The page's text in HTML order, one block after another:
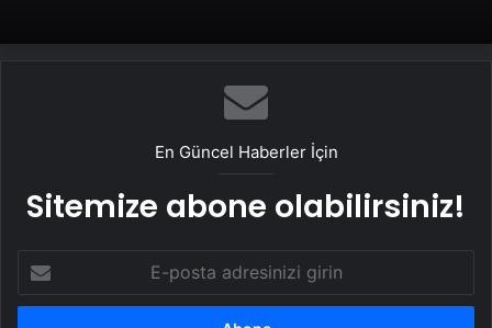
En Güncel Haberler İçin
Sitemize abone olabilirsiniz!
posta
adresinizi